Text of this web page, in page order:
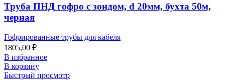
Труба ПНД гофро с зондом, d 20мм, бухта 50м,
черная
Гофрированные трубы для кабеля
1805,00 ₽
В избранное
В корзину
Быстрый просмотр